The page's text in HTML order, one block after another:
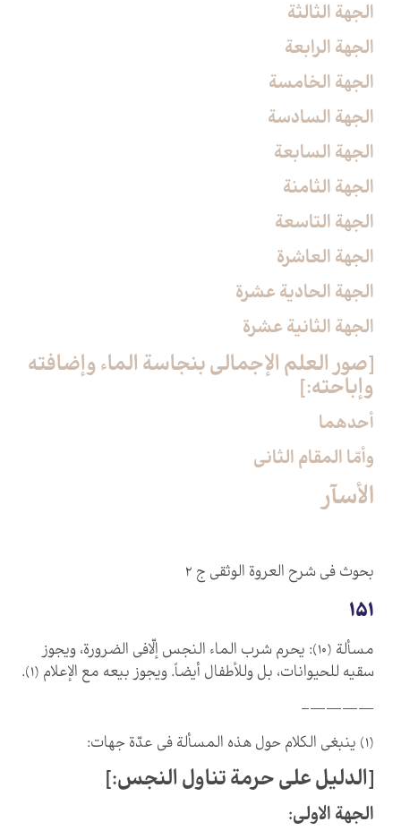
الجهة الثالثة
الجهة الرابعة
الجهة الخامسة
الجهة السادسة
الجهة السابعة
الجهة الثامنة
الجهة التاسعة
الجهة العاشرة
الجهة الحادية عشرة
الجهة الثانية عشرة
[صور العلم الإجمالي بنجاسة الماء وإضافته
وإباحته:]
أحدهما
وأمّا المقام الثاني‏
الأسآر
بحوث في شرح العروة الوثقى ج ۲
151
مسألة (10): يحرم شرب الماء النجس إلّافي الضرورة، ويجوز
سقيه للحيوانات، بل وللأطفال أيضاً. ويجوز بيعه مع الإعلام (1).
————–
(1) ينبغي الكلام حول هذه المسألة في عدّة جهات:
[الدليل على حرمة تناول النجس:]
الجهة الاولى: